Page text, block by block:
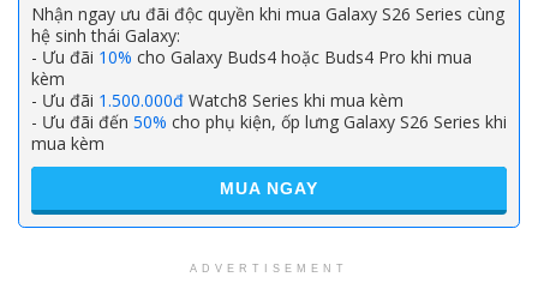
Nhận ngay ưu đãi độc quyền khi mua Galaxy S26 Series cùng
hệ sinh thái Galaxy:
- Ưu đãi 10% cho Galaxy Buds4 hoặc Buds4 Pro khi mua
kèm
- Ưu đãi 1.500.000đ Watch8 Series khi mua kèm
- Ưu đãi đến 50% cho phụ kiện, ốp lưng Galaxy S26 Series khi
mua kèm
MUA NGAY
ADVERTISEMENT